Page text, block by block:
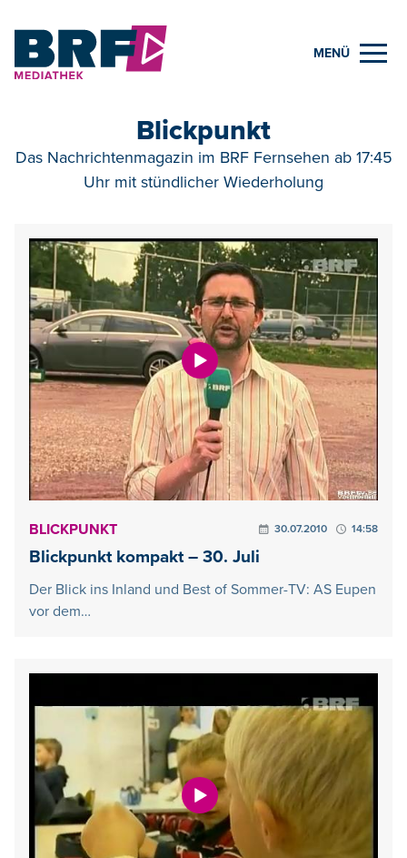
MENÜ
Blickpunkt
Das Nachrichtenmagazin im BRF Fernsehen ab 17:45
Uhr mit stündlicher Wiederholung
BLICKPUNKT 30.07.2010 14:58
Blickpunkt kompakt – 30. Juli
Der Blick ins Inland und Best of Sommer-TV: AS Eupen
vor dem…